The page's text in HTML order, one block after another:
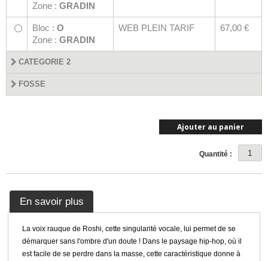
Zone : GRADIN
Bloc : O
Zone : GRADIN
WEB PLEIN TARIF 67,00 €
CATEGORIE 2
FOSSE
Ajouter au panier
Quantité :
En savoir plus
La voix rauque de Roshi, cette singularité vocale, lui permet de se
démarquer sans l'ombre d'un doute ! Dans le paysage hip-hop, où il
est facile de se perdre dans la masse, cette caractéristique donne à